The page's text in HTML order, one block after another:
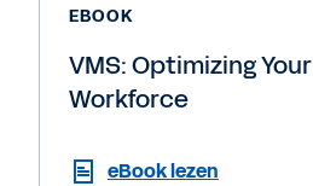
EBOOK
VMS: Optimizing
Workforce
eBook lezen